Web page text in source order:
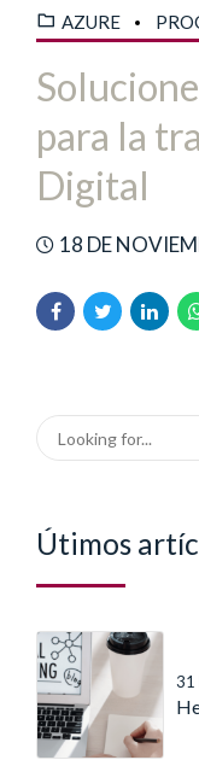
AZURE
para la
Digital
18 DE
Útimos
31